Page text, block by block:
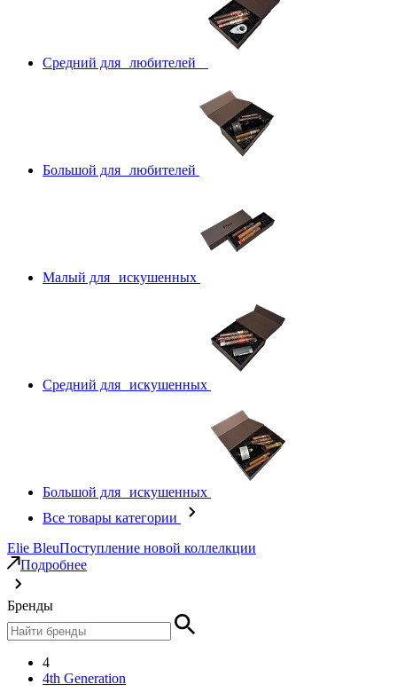
Средний для любителей
Большой для любителей
Малый для искушенных
Средний для искушенных
Большой для искушенных
Все товары категории
Elie BleuПоступление новой коллелкции
Подробнее
Бренды
4
4th Generation